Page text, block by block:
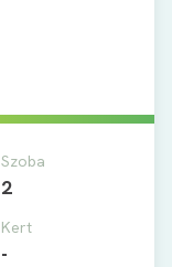
Szoba
2
Kert
-